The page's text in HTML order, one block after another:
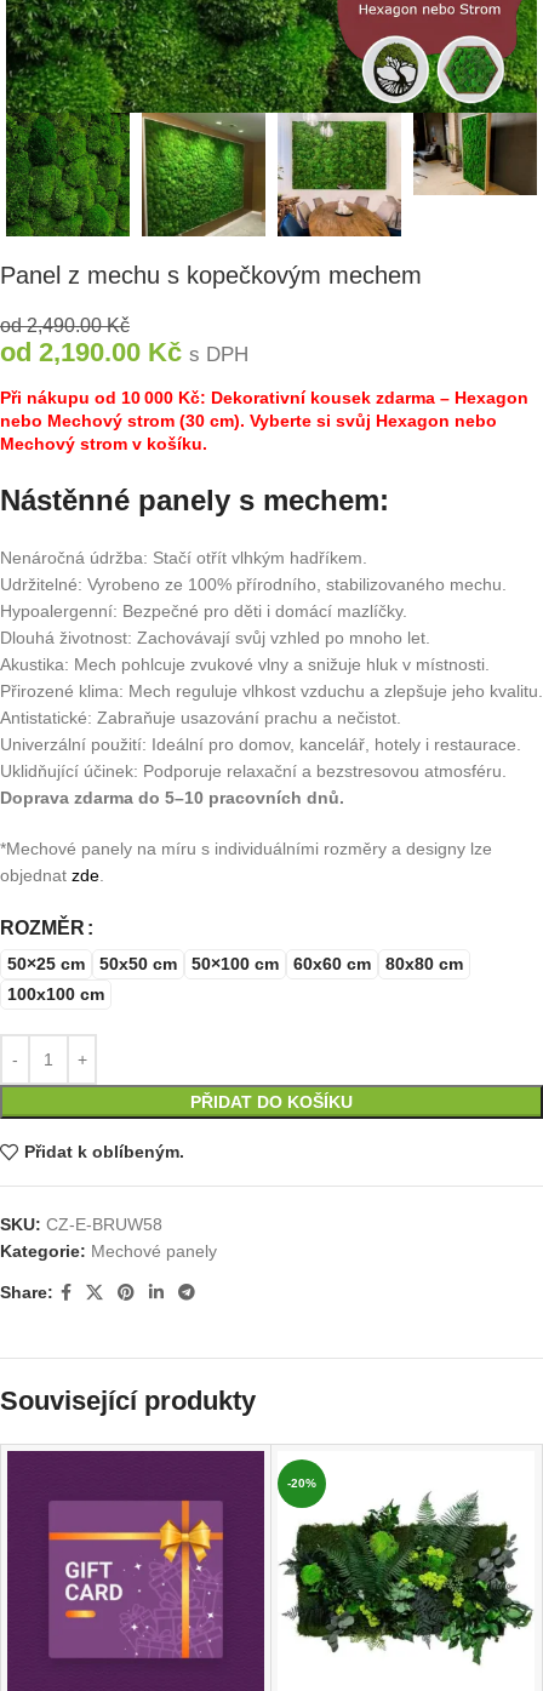
Panel z mechu s kopečkovým mechem
od2,490.00Kč
od 2,190.00 Kč s DPH
Při nákupu od 10 000 Kč: Dekorativní kousek zdarma – Hexagon
nebo Mechový strom (30 cm). Vyberte si svůj Hexagon nebo
Mechový strom v košíku.
Nástěnné panely s mechem:
Nenáročná údržba: Stačí otřít vlhkým hadříkem.
Udržitelné: Vyrobeno ze 100% přírodního, stabilizovaného mechu.
Hypoalergenní: Bezpečné pro děti i domácí mazlíčky.
Dlouhá životnost: Zachovávají svůj vzhled po mnoho let.
Akustika: Mech pohlcuje zvukové vlny a snižuje hluk v místnosti.
Přirozené klima: Mech reguluje vlhkost vzduchu a zlepšuje jeho kvalitu.
Antistatické: Zabraňuje usazování prachu a nečistot.
Univerzální použití: Ideální pro domov, kancelář, hotely i restaurace.
Uklidňující účinek: Podporuje relaxační a bezstresovou atmosféru.
Doprava zdarma do 5–10 pracovních dnů.
*Mechové panely na míru s individuálními rozměry a designy lze
objednat zde
ROZMĚR
50×25 cm 50x50 cm 50×100 cm 60x60 cm
80x80 cm
100x100 cm
PŘIDAT DO KOŠÍKU
Přidat k oblíbeným.
SKU: CZ-E-BRUW58
Kategorie: Mechové panely
Share:
Související produkty
-20%